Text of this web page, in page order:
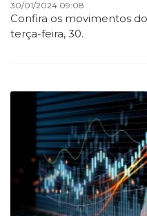
30/01/2024 09:08
Confira os movimentos
terça-feira, 30.